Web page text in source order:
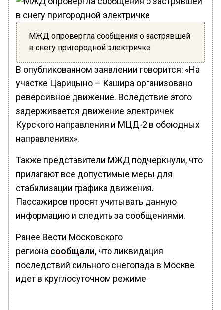
МЖД опровергла сообщения о застрявшей
в снегу пригородной электричке
В опубликованном заявлении говорится: «На
участке Царицыно – Кашира организовано
реверсивное движение. Вследствие этого
задерживается движение электричек
Курского направления и МЦД-2 в обоюдных
направлениях».
Также представители МЖД подчеркнули, что
прилагают все допустимые меры для
стабилизации графика движения.
Пассажиров просят учитывать данную
информацию и следить за сообщениями.
Ранее Вести Московского
региона сообщали, что ликвидация
последствий сильного снегопада в Москве
идет в круглосуточном режиме.